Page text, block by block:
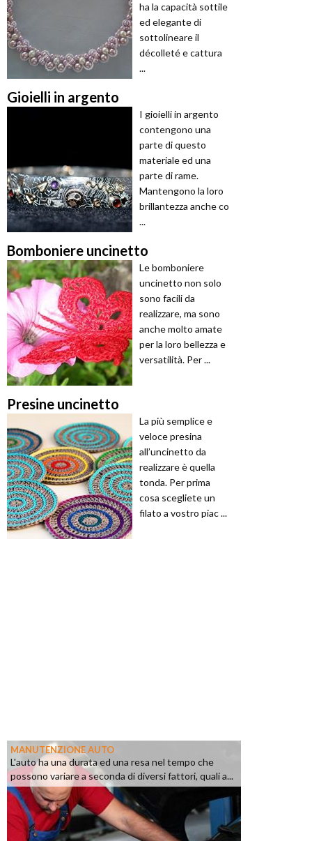
ha la capacità sottile
ed elegante di
sottolineare il
décolleté e cattura
...
Gioielli in argento
I gioielli in argento
contengono una
parte di questo
materiale ed una
parte di rame.
Mantengono la loro
brillantezza anche co
...
Bomboniere uncinetto
Le bomboniere
uncinetto non solo
sono facili da
realizzare, ma sono
anche molto amate
per la loro bellezza e
versatilità. Per ...
Presine uncinetto
La più semplice e
veloce presina
all’uncinetto da
realizzare è quella
tonda. Per prima
cosa scegliete un
filato a vostro piac ...
MANUTENZIONE AUTO
L'auto ha una durata ed una resa nel tempo che
possono variare a seconda di diversi fattori, quali a...